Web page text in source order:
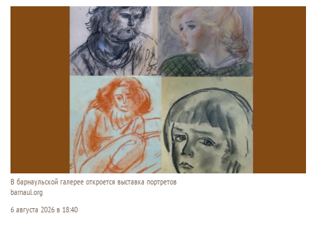
В барнаульской галерее откроется выставка портретов
barnaul.org
6 августа 2026 в 18:40